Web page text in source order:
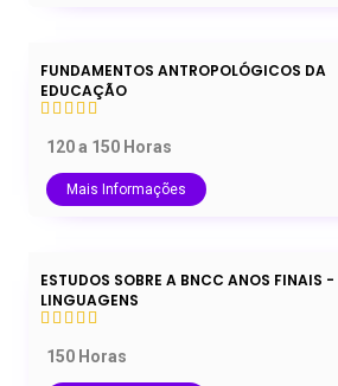
FUNDAMENTOS ANTROPOLÓGICOS DA
EDUCAÇÃO
120 a 150 Horas
Mais Informações
ESTUDOS SOBRE A BNCC ANOS FINAIS -
LINGUAGENS
150 Horas